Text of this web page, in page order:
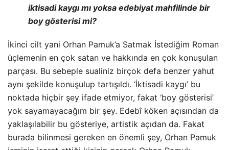
iktisadi kaygı mı yoksa edebiyat mahfilinde bir
boy gösterisi mi?
İkinci cilt yani Orhan Pamuk’a Satmak İstediğim Roman
üçlemenin en çok satan ve hakkında en çok konuşulan
parçası. Bu sebeple sualiniz birçok defa benzer yahut
aynı şekilde konuşulup tartışıldı. ‘İktisadi kaygı’ bu
noktada hiçbir şey ifade etmiyor, fakat ‘boy gösterisi’
yok sayamayacağım bir şey. Edebî köken açısından da
yaklaşılabilir bu gösteriye, artistik açıdan da. Fakat
burada bilinmesi gereken en önemli şey, Orhan Pamuk